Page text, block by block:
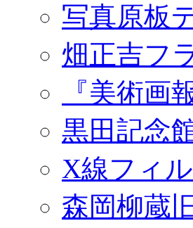
写真原板
畑正吉フ
『美術画
黒田記念
X線フィ
森岡柳蔵